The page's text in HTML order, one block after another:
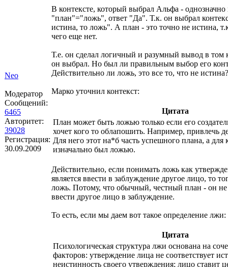
Neo
Модератор
Сообщений:
6465
Авторитет:
39028
Регистрация:
30.09.2009
В контексте, который выбрал Альфа - однозначно
"план"="ложь", ответ "Да". Т.к. он выбрал
истина, то ложь". А план - это точно не истина,
чего еще нет.
Т.е. он сделал логичный и разумный вывод в том
он выбрал. Но был ли правильным выбор его
Действительно ли ложь, это все то, что не истина?
Марко уточнил контекст:
Цитата
План может быть ложью только если его
хочет кого то облапошить. Например, привлечь
Для него этот на*б часть успешного плана, а для
изначально был ложью.
Действительно, если понимать ложь как
является ввести в заблуждение другое лицо, то
ложь. Потому, что обычный, честный план - он не
ввести другое лицо в заблуждение.
То есть, если мы даем вот такое определение лжи:
Цитата
Психологическая структура лжи основана на
факторов: утверждение лица не соответствует
неистинность своего утверждения; лицо ставит